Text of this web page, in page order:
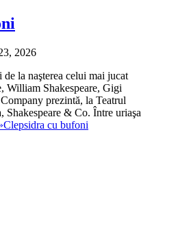
2026
la naşterea celui mai jucat
William Shakespeare, Gigi
prezintă, la Teatrul
& Co. Între uriaşa
Clepsidra cu bufoni